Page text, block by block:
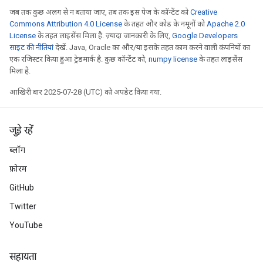
जब तक कुछ अलग से न बताया जाए, तब तक इस पेज के कॉन्टेंट कोCreative
Commons Attribution 4.0 License के तहत और कोड के नमूनों कोApache 2.0
License के तहत लाइसेंस मिला है. ज़्यादा जानकारी के लिए, Google Developers
साइट की नीतियांदेखें. Java, Oracle का और/या इसके तहत काम करने वाली कंपनियों का
एक रजिस्टर किया हुआ ट्रेडमार्क है. कुछ कॉन्टेंट को, numpy license के तहत लाइसेंस
मिला है.
आखिरी बार 2025-07-28 (UTC) को अपडेट किया गया.
जुड़े रहें
ब्लॉग
फ़ोरम
GitHub
Twitter
YouTube
सहायता